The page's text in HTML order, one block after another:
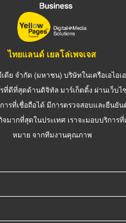
ไทยแลนด์ เยลโล่เพจเจส
ดีย จำกัด (มหาชน) บริษัทในเครือเอไอเ
ดีที่สุดด้านดิจิทัล มาร์เก็ตติ้ง ผ่านเว็บไ
ารที่เชื่อถือได้ มีการตรวจสอบและยืนยั
มากที่สุดในประเทศ เราจะมอบบริการ
หมาย จากทีมงานคุณภาพ